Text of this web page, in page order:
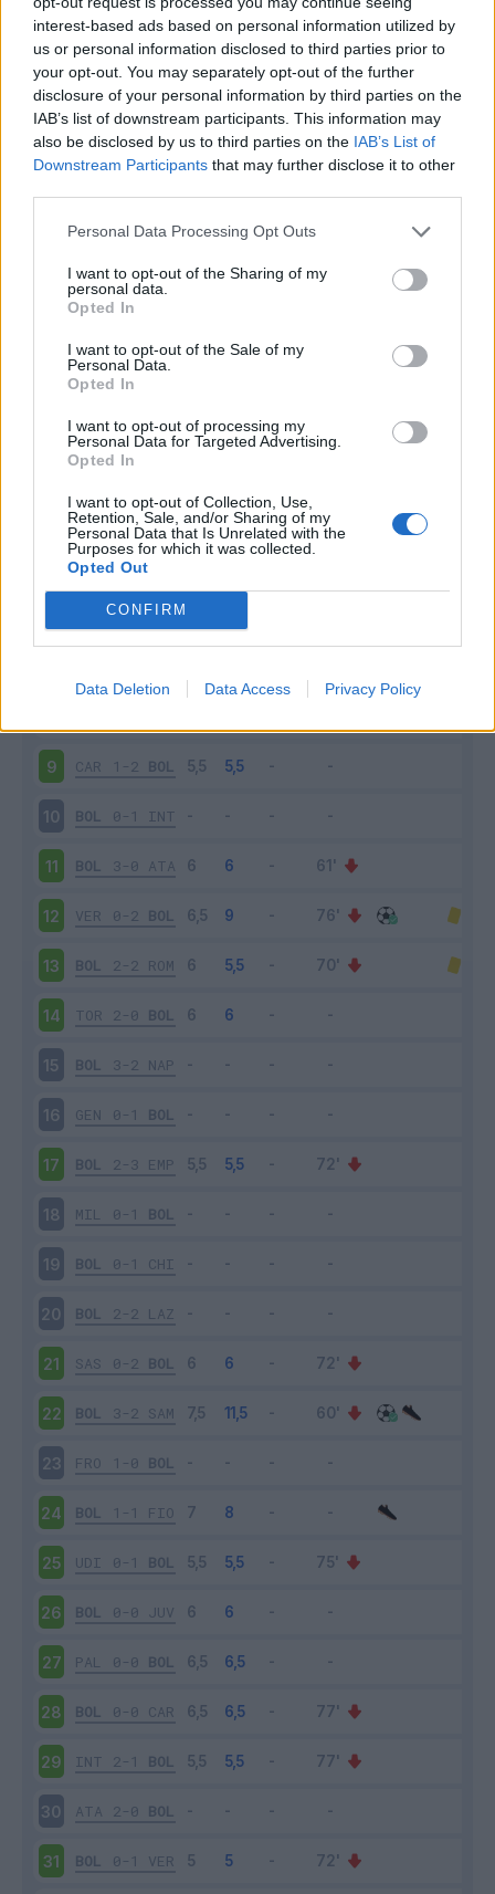
interest-based ads based on personal information utilized by
us or personal information disclosed to third parties prior to
your opt-out. You may separately opt-out of the further
disclosure of your personal information by third parties on the
IAB’s list of downstream participants. This information may
also be disclosed by us to third parties on the IAB’s List of
Downstream Participants that may further disclose it to other
Personal Data Processing Opt Outs
I want to opt-out of the Sharing of my
personal data.
Opted In
I want to opt-out of the Sale of my
Personal Data.
Opted In
I want to opt-out of processing my
Personal Data for Targeted Advertising.
Opted In
I want to opt-out of Collection, Use,
Retention, Sale, and/or Sharing of my
Personal Data that Is Unrelated with the
Purposes for which it was collected.
Opted Out
CONFIRM
Data Deletion Data Access Privacy Policy
Infortunato 0 - 0%
Inutilizzato 18 - 47
stagionale
LAZ 2-4 BOL
1-6 SAS
SAM 3-3
BOL 1-0 FRO
FIO 2-0
1-2 UDI
9 CAR 1-2 BOL
10 BOL 0-1 INT
11 BOL 3-0 ATA
12 VER 0-2 BOL
13 BOL 2-2 ROM
14 TOR 2-0 BOL
15 BOL 3-2 NAP
16 GEN 0-1 BOL
17 BOL 2-3 EMP
18 MIL 0-1 BOL
19 BOL 0-1 CHI
20 BOL 2-2 LAZ
21 SAS 0-2 BOL
22 BOL 3-2 SAM
23 FRO 1-0 BOL
24 BOL 1-1 FIO
25 UDI 0-1 BOL
26 BOL 0-0 JUV
27 PAL 0-0 BOL
28 BOL 0-0 CAR
29 INT 2-1 BOL
30 ATA 2-0 BOL
31 BOL 0-1 VER